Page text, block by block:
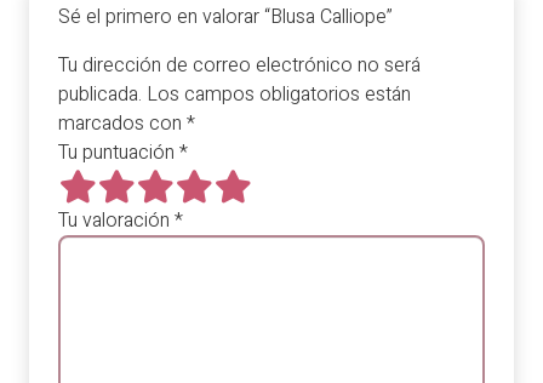
Sé el primero en valorar “Blusa Calliope”
Tu dirección de correo electrónico no será
publicada. Los campos obligatorios están
marcados con *
Tu puntuación *
Tu valoración *